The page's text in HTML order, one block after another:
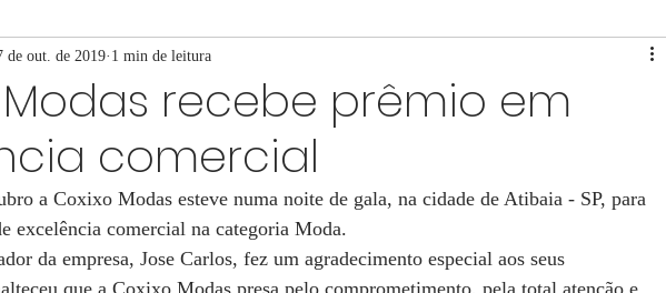
recebe prêmio em
comercial
de out. de 2019 1 min de leitura
a Coxixo Modas esteve numa noite de gala, na cidade de Atibaia - SP, para
excelência comercial na categoria Moda.
da empresa, Jose Carlos, fez um agradecimento especial aos seus
que a Coxixo Modas presa pelo comprometimento, pela total atenção e